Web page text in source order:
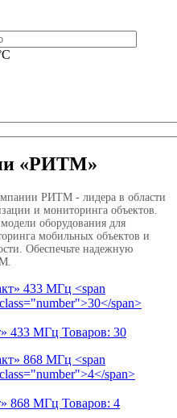
«РИТМ»
РИТМ - лидера в области
и мониторинга объектов.
оборудования для
мобильных объектов и
Обеспечьте надежную
433 МГц Товаров: 30
868 МГц Товаров: 4